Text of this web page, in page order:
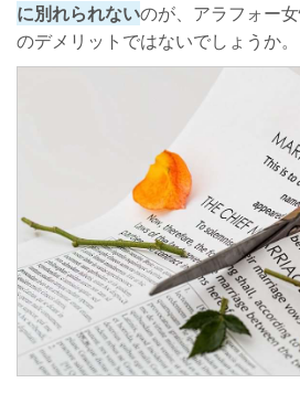
に別れられないのが、アラフォー
のデメリットではないでしょうか。